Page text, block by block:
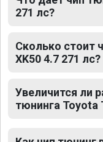
271 лс?
Сколько стоит
XK50 4.7 271 лс?
Увеличится ли
тюнинга Toyota